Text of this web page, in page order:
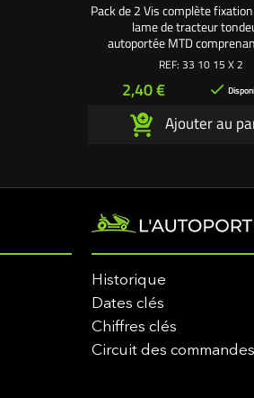
Pack de 2 Vis complète
lame de tracteur
autoportée MTD
tête hexagonale Ø 8 x 25 mm. 2
8 mm. Utilisez 2 Vis de
REF: 33 10 15 X 2
Prix
2,40 € 
Ajouter au
Historique
Dates clés
Chiffres clés
Circuit des commandes